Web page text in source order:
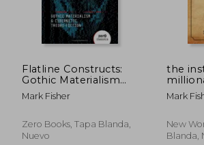
Flatline Constructs:
Gothic Materialism
and Cybernetic
Theory-Fiction (en
Mark Fisher
Zero Books, Tapa Blanda,
Nuevo
the
(en
Mark
New
Blanda,